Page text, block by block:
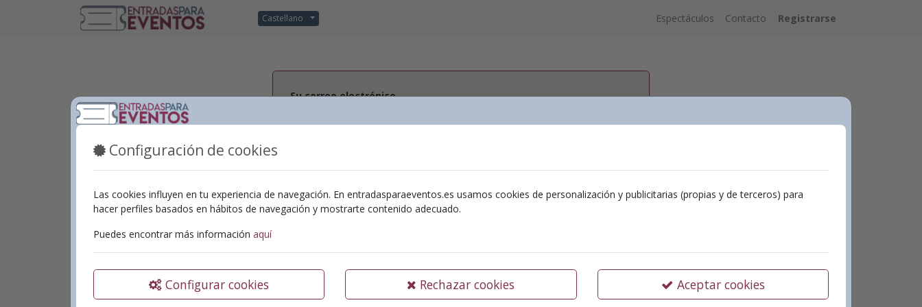
Configuración de cookies
Las cookies influyen en tu experiencia de navegación. En entradasparaeventos.es usamos cookies de personalización y publicitarias (propias y de terceros) para
hacer perfiles basados en hábitos de navegación y mostrarte contenido adecuado.
Puedes encontrar más información aquí
Configurar cookies Rechazar cookies Aceptar cookies
Castellano Espectáculos Contacto Registrarse
Su correo electrónico
Contraseña
Confirmar contraseña
Acepto el envío de información de eventos futuros y